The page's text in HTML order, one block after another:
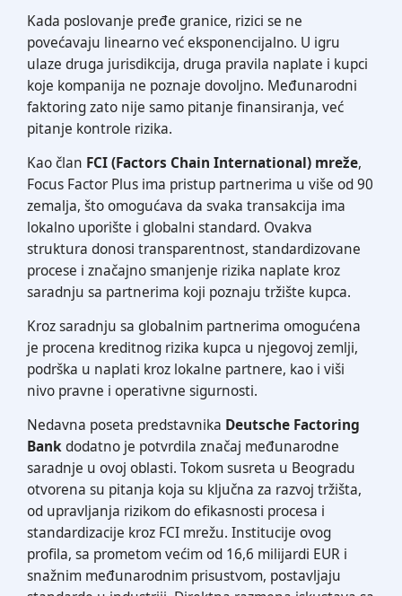
Kada poslovanje pređe granice, rizici se ne
povećavaju linearno već eksponencijalno. U igru
ulaze druga jurisdikcija, druga pravila naplate i kupci
koje kompanija ne poznaje dovoljno. Međunarodni
faktoring zato nije samo pitanje finansiranja, već
pitanje kontrole rizika.
Kao član FCI (Factors Chain International) mreže,
Focus Factor Plus ima pristup partnerima u više od 90
zemalja, što omogućava da svaka transakcija ima
lokalno uporište i globalni standard. Ovakva
struktura donosi transparentnost, standardizovane
procese i značajno smanjenje rizika naplate kroz
saradnju sa partnerima koji poznaju tržište kupca.
Kroz saradnju sa globalnim partnerima omogućena
je procena kreditnog rizika kupca u njegovoj zemlji,
podrška u naplati kroz lokalne partnere, kao i viši
nivo pravne i operativne sigurnosti.
Nedavna poseta predstavnika Deutsche Factoring
Bankdodatno je potvrdila značaj međunarodne
saradnje u ovoj oblasti. Tokom susreta u Beogradu
otvorena su pitanja koja su ključna za razvoj tržišta,
od upravljanja rizikom do efikasnosti procesa i
standardizacije kroz FCI mrežu. Institucije ovog
profila, sa prometom većim od 16,6 milijardi EUR i
snažnim međunarodnim prisustvom, postavljaju